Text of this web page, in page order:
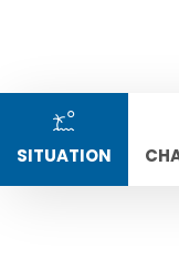
SITUATION